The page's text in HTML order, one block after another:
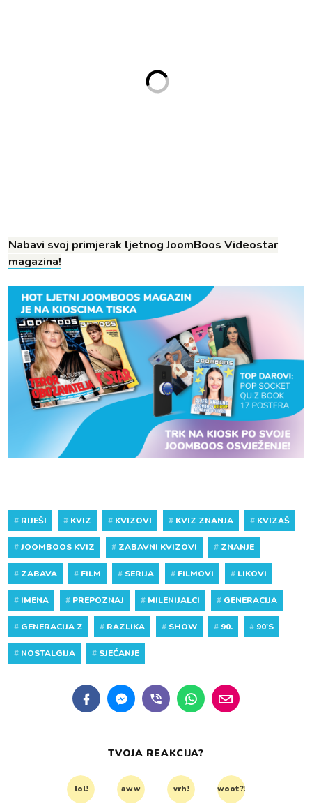
Nabavi svoj primjerak ljetnog JoomBoos Videostar
magazina!
# RIJEŠI # KVIZ # KVIZOVI # KVIZ ZNANJA # KVIZAŠ
#JOOMBOOS KVIZ # ZABAVNI KVIZOVI # ZNANJE
# ZABAVA # FILM # SERIJA # FILMOVI # LIKOVI
# IMENA # PREPOZNAJ # MILENIJALCI # GENERACIJA
# GENERACIJA Z # RAZLIKA # SHOW # 90. # 90'S
# NOSTALGIJA # SJEĆANJE
TVOJA REAKCIJA?
lol! aww vrh! woot?!